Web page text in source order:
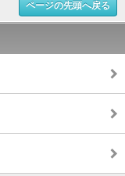
ページの先頭へ戻る